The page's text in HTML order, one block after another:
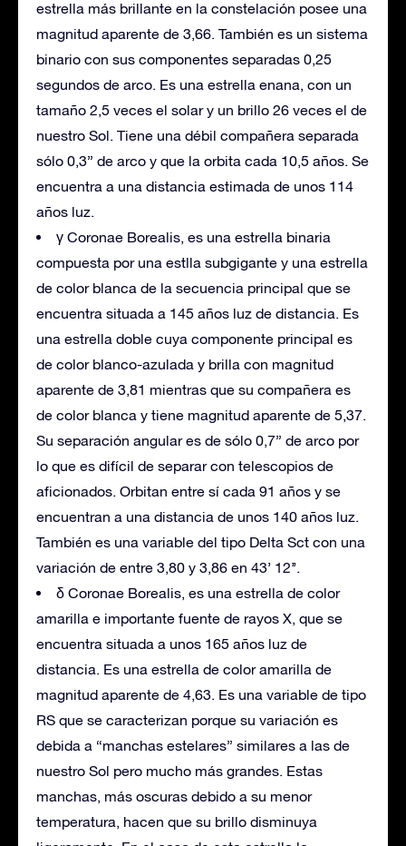
estrella más brillante en la constelación posee una
magnitud aparente de 3,66. También es un sistema
binario con sus componentes separadas 0,25
segundos de arco. Es una estrella enana, con un
tamaño 2,5 veces el solar y un brillo 26 veces el de
nuestro Sol. Tiene una débil compañera separada
sólo 0,3” de arco y que la orbita cada 10,5 años. Se
encuentra a una distancia estimada de unos 114
años luz.
γ Coronae Borealis, es una estrella binaria
compuesta por una estlla subgigante y una estrella
de color blanca de la secuencia principal que se
encuentra situada a 145 años luz de distancia. Es
una estrella doble cuya componente principal es
de color blanco-azulada y brilla con magnitud
aparente de 3,81 mientras que su compañera es
de color blanca y tiene magnitud aparente de 5,37.
Su separación angular es de sólo 0,7” de arco por
lo que es difícil de separar con telescopios de
aficionados. Orbitan entre sí cada 91 años y se
encuentran a una distancia de unos 140 años luz.
También es una variable del tipo Delta Sct con una
variación de entre 3,80 y 3,86 en 43’ 12’’.
δ Coronae Borealis, es una estrella de color
amarilla e importante fuente de rayos X, que se
encuentra situada a unos 165 años luz de
distancia. Es una estrella de color amarilla de
magnitud aparente de 4,63. Es una variable de tipo
RS que se caracterizan porque su variación es
debida a “manchas estelares” similares a las de
nuestro Sol pero mucho más grandes. Estas
manchas, más oscuras debido a su menor
temperatura, hacen que su brillo disminuya